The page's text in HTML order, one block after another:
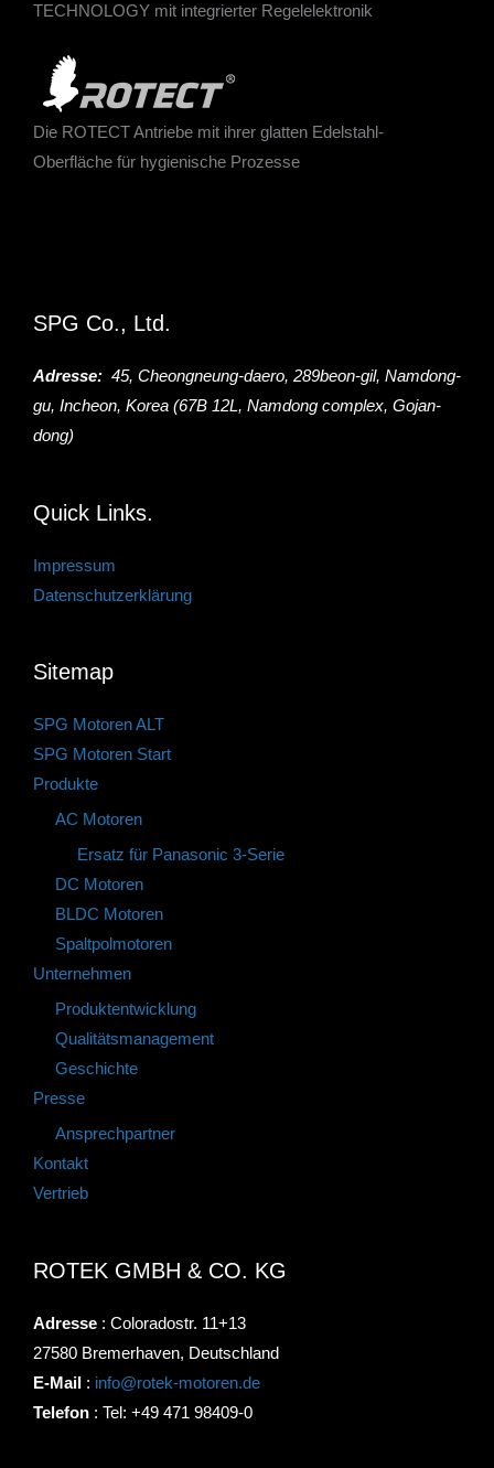
TECHNOLOGY mit integrierter Regelelektronik
Die ROTECT Antriebe mit ihrer glatten Edelstahl-
Oberfläche für hygienische Prozesse
SPG Co., Ltd.
Adresse: 45, Cheongneung-daero, 289beon-gil, Namdong-
gu, Incheon, Korea (67B 12L, Namdong complex, Gojan-
dong)
Quick Links.
Impressum
Datenschutzerklärung
Sitemap
SPG Motoren ALT
SPG Motoren Start
Produkte
AC Motoren
Ersatz für Panasonic 3-Serie
DC Motoren
BLDC Motoren
Spaltpolmotoren
Unternehmen
Produktentwicklung
Qualitätsmanagement
Geschichte
Presse
Ansprechpartner
Kontakt
Vertrieb
ROTEK GMBH & CO. KG
Adresse : Coloradostr. 11+13
27580 Bremerhaven, Deutschland
E-Mail : info@rotek-motoren.de
Telefon : Tel: +49 471 98409-0